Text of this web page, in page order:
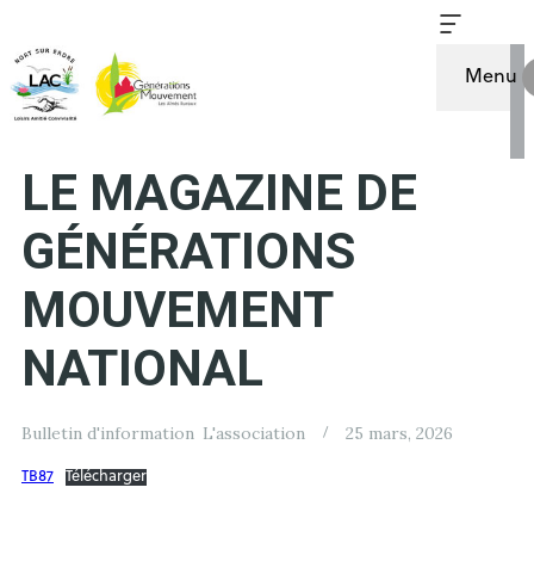
Menu
TAMBOUR BATTANT
LE MAGAZINE DE
GÉNÉRATIONS
MOUVEMENT
NATIONAL
Bulletin d'information L'association 25 mars, 2026
TB87 Télécharger